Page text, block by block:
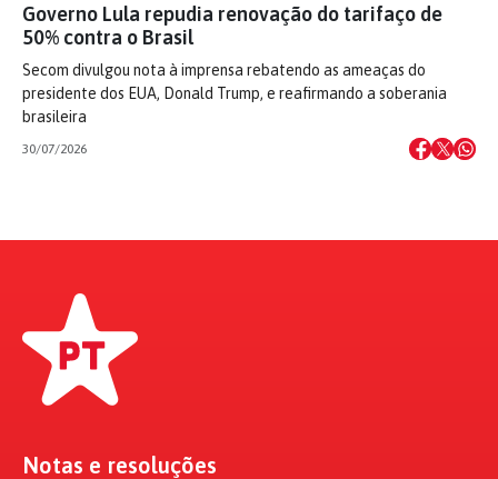
Governo Lula repudia renovação do tarifaço de
50% contra o Brasil
Secom divulgou nota à imprensa rebatendo as ameaças do
presidente dos EUA, Donald Trump, e reafirmando a soberania
brasileira
30/07/2026
Notas e resoluções